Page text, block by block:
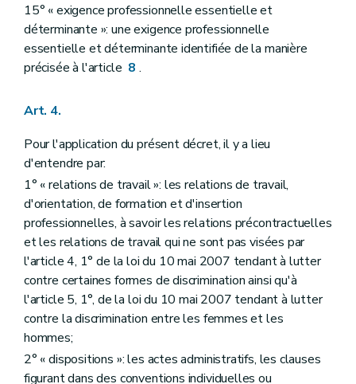
15° « exigence professionnelle essentielle et
déterminante »: une exigence professionnelle
essentielle et déterminante identifiée de la manière
précisée à l'article 8 .
Art. 4.
Pour l'application du présent décret, il y a lieu
d'entendre par:
1° « relations de travail »: les relations de travail,
d'orientation, de formation et d'insertion
professionnelles, à savoir les relations précontractuelles
et les relations de travail qui ne sont pas visées par
l'article 4, 1° de la loi du 10 mai 2007 tendant à lutter
contre certaines formes de discrimination ainsi qu'à
l'article 5, 1°, de la loi du 10 mai 2007 tendant à lutter
contre la discrimination entre les femmes et les
hommes;
2° « dispositions »: les actes administratifs, les clauses
figurant dans des conventions individuelles ou